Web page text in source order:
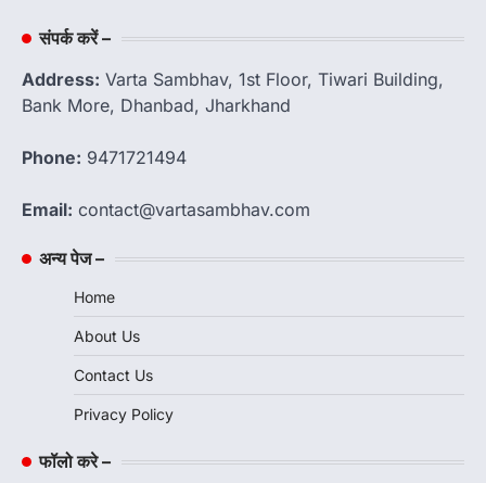
संपर्क करें –
Address: Varta Sambhav, 1st Floor, Tiwari Building,
Bank More, Dhanbad, Jharkhand
Phone: 9471721494
Email: contact@vartasambhav.com
अन्य पेज –
Home
About Us
Contact Us
Privacy Policy
फॉलो करे –